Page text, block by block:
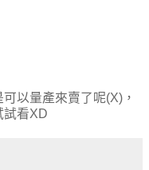
以量產來賣了呢(X)，
試看XD